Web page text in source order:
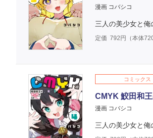
漫画 コバシコ
三人の美少女と俺
定価 792 円（本体
コミックス
CMYK 鮫田和
漫画 コバシコ
三人の美少女と俺